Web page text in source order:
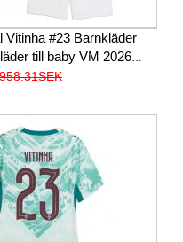
Vitinha #23 Barnkläder
till baby VM 2026
byxor)
958.31SEK